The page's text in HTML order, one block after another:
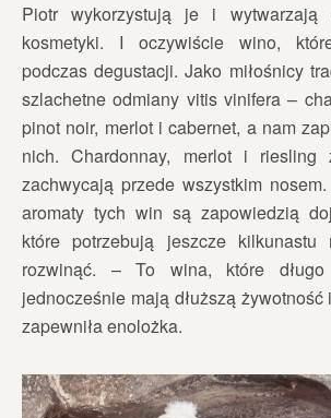
Piotr wykorzystują je i wytwarzają
kosmetyki. I oczywiście wino,
podczas degustacji. Jako miłośnicy
szlachetne odmiany vitis vinifera –
pinot noir, merlot i cabernet, a nam
nich. Chardonnay, merlot i riesling
zachwycają przede wszystkim
aromaty tych win są zapowiedzią
które potrzebują jeszcze
rozwinąć. – To wina, które
jednocześnie mają dłuższą żywotność
zapewniła enolożka.